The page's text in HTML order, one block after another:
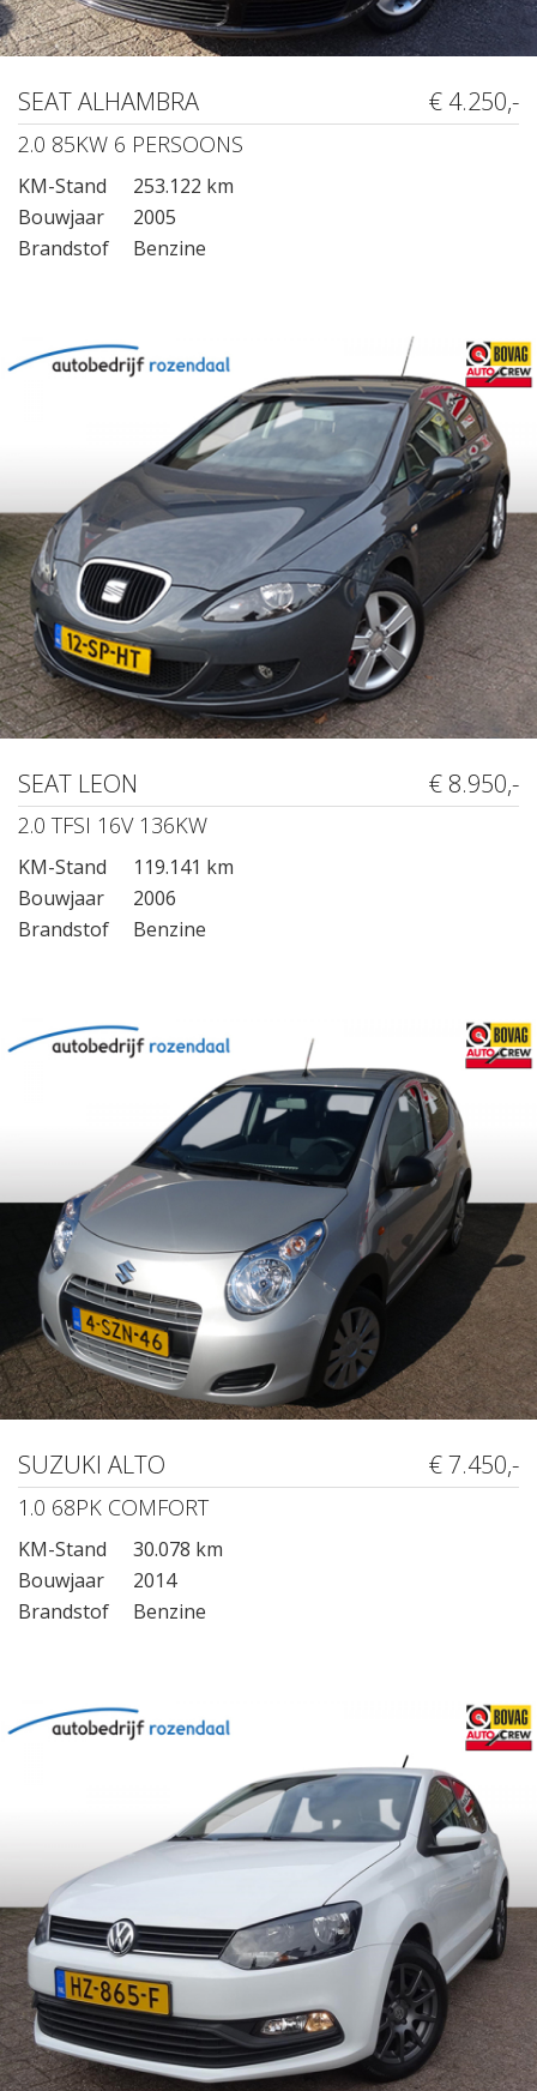
SEAT ALHAMBRA € 4.250,-
2.0 85KW 6 PERSOONS
KM-Stand
253.122 km
Bouwjaar
2005
Brandstof
Benzine
SEAT LEON € 8.950,-
2.0 TFSI 16V 136KW
KM-Stand
119.141 km
Bouwjaar
2006
Brandstof
Benzine
SUZUKI ALTO € 7.450,-
1.0 68PK COMFORT
KM-Stand
30.078 km
Bouwjaar
2014
Brandstof
Benzine